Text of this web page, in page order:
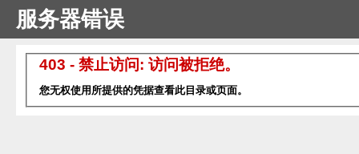
服务器错误
403 - 禁止访问: 访问被拒绝。
您无权使用所提供的凭据查看此目录或页面。